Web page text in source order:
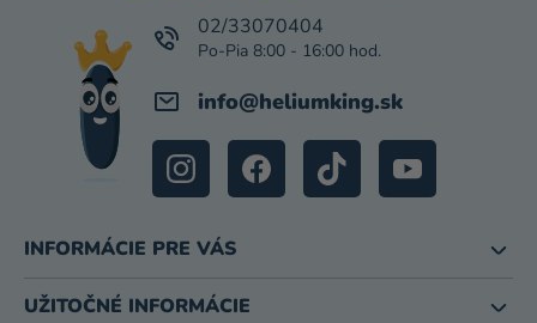
info@heliumking.sk
02/33070404
INFORMÁCIE PRE VÁS
UŽITOČNÉ INFORMÁCIE